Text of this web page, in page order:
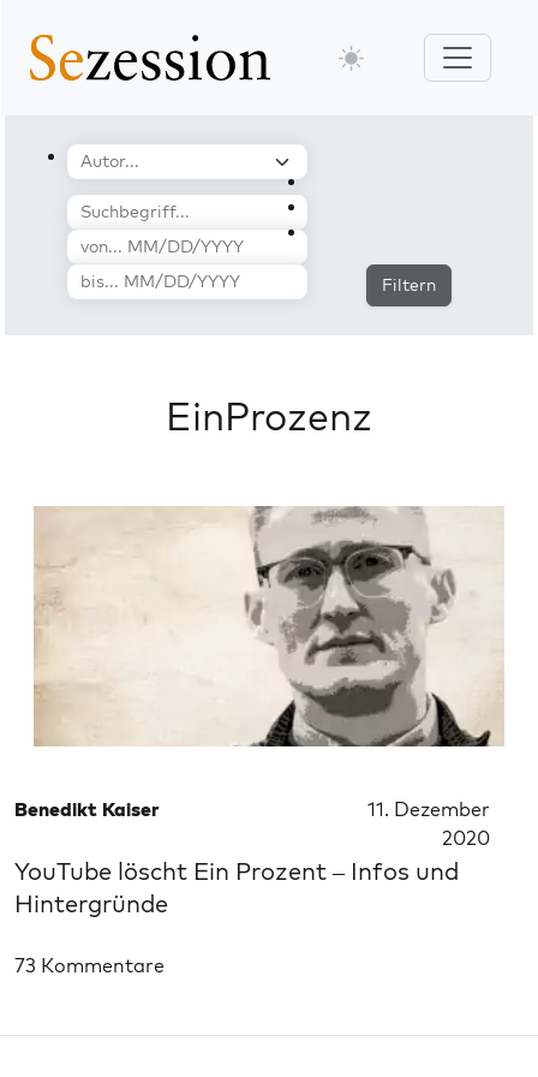
Filtern
EinProzenz
Benedikt Kaiser
11. Dezember
2020
YouTube löscht Ein Prozent – Infos und
Hintergründe
73 Kommentare